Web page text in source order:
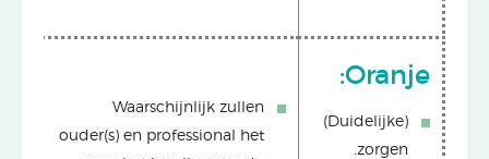
Oranje:
(Duidelijke)
zorgen.
Waarschijnlijk zullen
ouder(s) en professional het